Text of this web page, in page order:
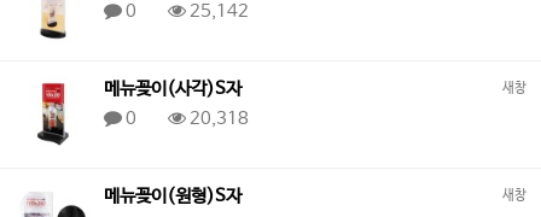
0
25,142
새창
메뉴꽂이(사각)S자
0
20,318
새창
메뉴꽂이(원형)S자